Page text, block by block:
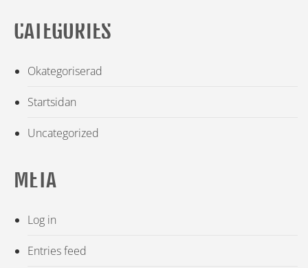
CATEGORIES
Okategoriserad
Startsidan
Uncategorized
META
Log in
Entries feed